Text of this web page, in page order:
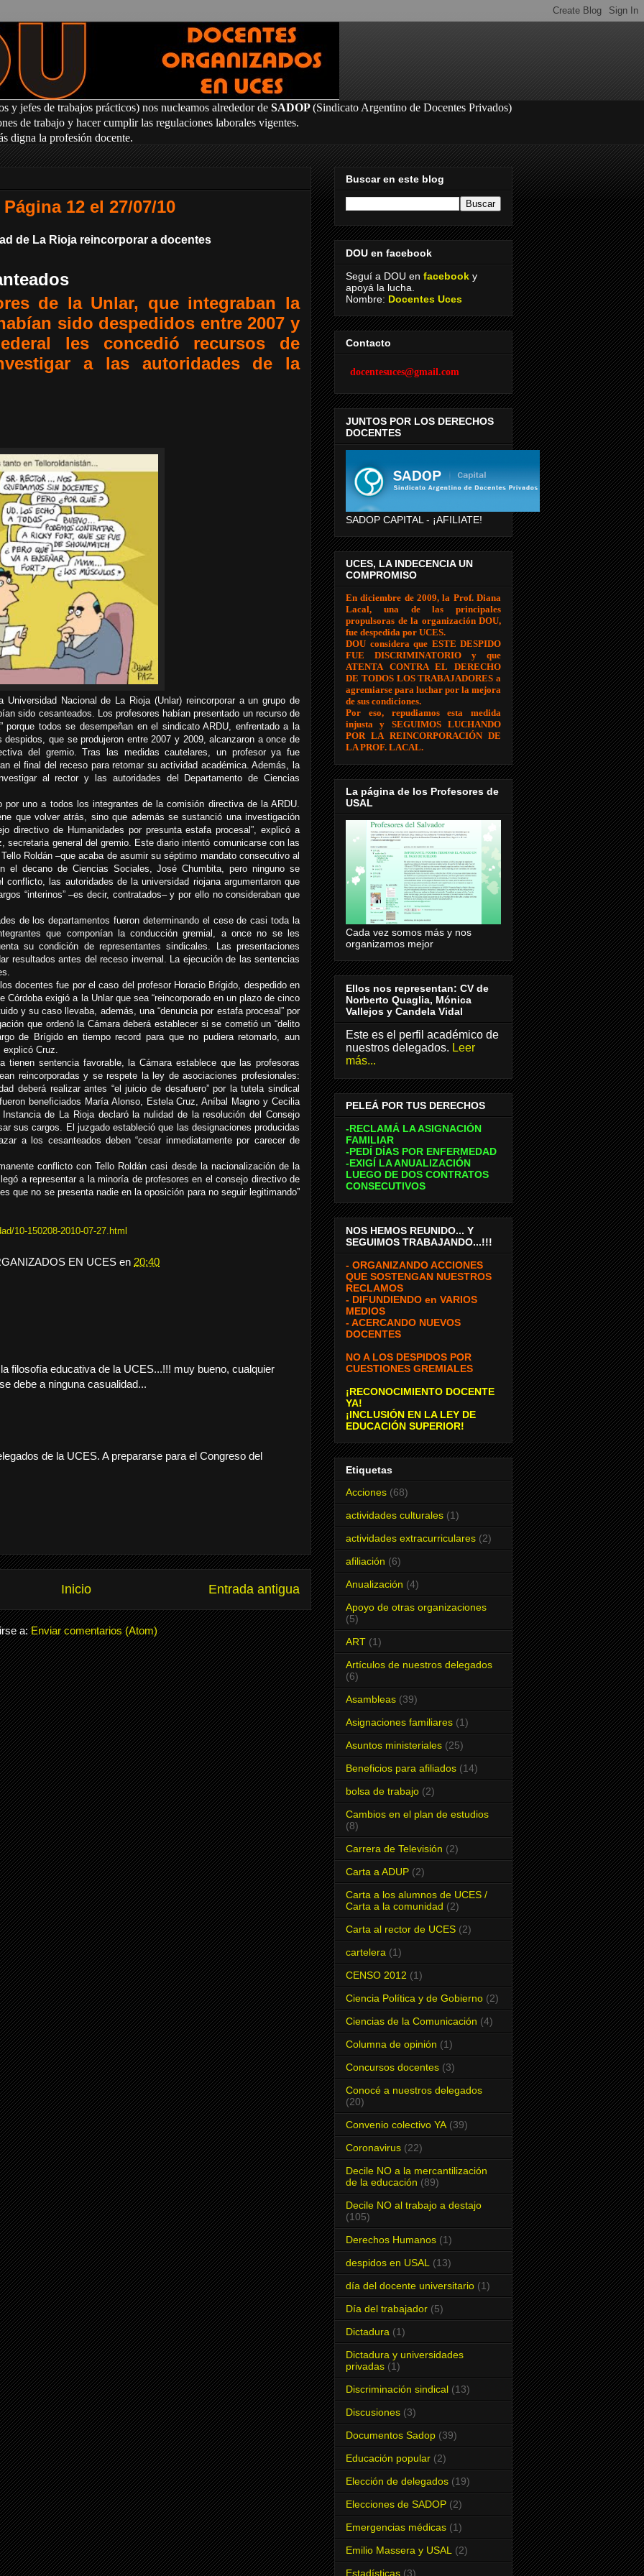
y jefes de trabajos prácticos) nos nucleamos alrededor de SADOP(Sindicato Argentino de Docentes Privados)
de trabajo y hacer cumplir las regulaciones laborales vigentes.
digna la profesión docente.
12 el 27/07/10
de La Rioja reincorporar a docentes
de la Unlar, que integraban la
sido despedidos entre 2007 y
les concedió recursos de
a las autoridades de la
Nacional de La Rioja (Unlar) reincorporar a un grupo de
sido cesanteados. Los profesores habían presentado un recurso de
porque todos se desempeñan en el sindicato ARDU, enfrentado a la
que se produjeron entre 2007 y 2009, alcanzaron a once de
del gremio. Tras las medidas cautelares, un profesor ya fue
el final del receso para retomar su actividad académica. Además, la
al rector y las autoridades del Departamento de Ciencias
uno a todos los integrantes de la comisión directiva de la ARDU.
que volver atrás, sino que además se sustanció una investigación
directivo de Humanidades por presunta estafa procesal”, explicó a
secretaria general del gremio. Este diario intentó comunicarse con las
Roldán –que acaba de asumir su séptimo mandato consecutivo al
el decano de Ciencias Sociales, José Chumbita, pero ninguno se
conflicto, las autoridades de la universidad riojana argumentaron que
“interinos” –es decir, contratados– y por ello no consideraban que
de los departamentos fueron determinando el cese de casi toda la
que componían la conducción gremial, a once no se les
su condición de representantes sindicales. Las presentaciones
resultados antes del receso invernal. La ejecución de las sentencias
docentes fue por el caso del profesor Horacio Brígido, despedido en
Córdoba exigió a la Unlar que sea “reincorporado en un plazo de cinco
y su caso llevaba, además, una “denuncia por estafa procesal” por
que ordenó la Cámara deberá establecer si se cometió un “delito
de Brígido en tiempo record para que no pudiera retomarlo, aun
Cruz.
sentencia favorable, la Cámara establece que las profesoras
reincorporadas y se respete la ley de asociaciones profesionales:
deberá realizar antes “el juicio de desafuero” por la tutela sindical
beneficiados María Alonso, Estela Cruz, Aníbal Magno y Cecilia
de La Rioja declaró la nulidad de la resolución del Consejo
sus cargos. El juzgado estableció que las designaciones producidas
a los cesanteados deben “cesar inmediatamente por carecer de
conflicto con Tello Roldán casi desde la nacionalización de la
a representar a la minoría de profesores en el consejo directivo de
que no se presenta nadie en la oposición para no seguir legitimando”
10-150208-2010-07-27.html
EN UCES en 20:40
filosofía educativa de la UCES...!!! muy bueno, cualquier
debe a ninguna casualidad...
de la UCES. A prepararse para el Congreso del
Entrada antigua
Inicio
a:Enviar comentarios (Atom)
Buscar en este blog
DOU en facebook
Seguí a DOU en facebook y
apoyá la lucha.
Nombre: Docentes Uces
Contacto
docentesuces@gmail.com
JUNTOS POR LOS DERECHOS
DOCENTES
SADOP CAPITAL - ¡AFILIATE!
UCES, LA INDECENCIA UN
COMPROMISO
En diciembre de 2009, la Prof. Diana
Lacal, una de las principales
propulsoras de la organización DOU,
fue despedida por UCES.
DOU considera que ESTE DESPIDO
FUE DISCRIMINATORIO y que
ATENTA CONTRA EL DERECHO
DE TODOS LOS TRABAJADORES a
agremiarse para luchar por la mejora
de sus condiciones.
Por eso, repudiamos esta medida
injusta y SEGUIMOS LUCHANDO
POR LA REINCORPORACIÓN DE
LA PROF. LACAL.
La página de los Profesores de
USAL
Cada vez somos más y nos
organizamos mejor
Ellos nos representan: CV de
Norberto Quaglia, Mónica
Vallejos y Candela Vidal
Este es el perfil académico de
nuestros delegados. Leer
más...
PELEÁ POR TUS DERECHOS
-RECLAMÁ LA ASIGNACIÓN
FAMILIAR
-PEDÍ DÍAS POR ENFERMEDAD
-EXIGÍ LA ANUALIZACIÓN
LUEGO DE DOS CONTRATOS
CONSECUTIVOS
NOS HEMOS REUNIDO... Y
SEGUIMOS TRABAJANDO...!!!
- ORGANIZANDO ACCIONES
QUE SOSTENGAN NUESTROS
RECLAMOS
- DIFUNDIENDO en VARIOS
MEDIOS
- ACERCANDO NUEVOS
DOCENTES
NO A LOS DESPIDOS POR
CUESTIONES GREMIALES
¡RECONOCIMIENTO DOCENTE
YA!
¡INCLUSIÓN EN LA LEY DE
EDUCACIÓN SUPERIOR!
Etiquetas
Acciones (68)
actividades culturales (1)
actividades extracurriculares (2)
afiliación (6)
Anualización (4)
Apoyo de otras organizaciones
(5)
ART (1)
Artículos de nuestros delegados
(6)
Asambleas (39)
Asignaciones familiares (1)
Asuntos ministeriales (25)
Beneficios para afiliados (14)
bolsa de trabajo (2)
Cambios en el plan de estudios
(8)
Carrera de Televisión (2)
Carta a ADUP (2)
Carta a los alumnos de UCES /
Carta a la comunidad (2)
Carta al rector de UCES (2)
cartelera (1)
CENSO 2012 (1)
Ciencia Política y de Gobierno (2)
Ciencias de la Comunicación (4)
Columna de opinión (1)
Concursos docentes (3)
Conocé a nuestros delegados
(20)
Convenio colectivo YA (39)
Coronavirus (22)
Decile NO a la mercantilización
de la educación (89)
Decile NO al trabajo a destajo
(105)
Derechos Humanos (1)
despidos en USAL
(13)
día del docente universitario (1)
Día del trabajador (5)
Dictadura (1)
Dictadura y universidades
privadas (1)
Discriminación sindical (13)
Discusiones (3)
Documentos Sadop (39)
Educación popular (2)
Elección de delegados (19)
Elecciones de SADOP (2)
Emergencias médicas (1)
Emilio Massera y USAL
(2)
Estadísticas (3)